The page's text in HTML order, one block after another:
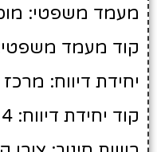
מעמד משפטי:
קוד מעמד משפטי:
יחידת דיווח: מרכז
קוד יחידת דיווח: 4